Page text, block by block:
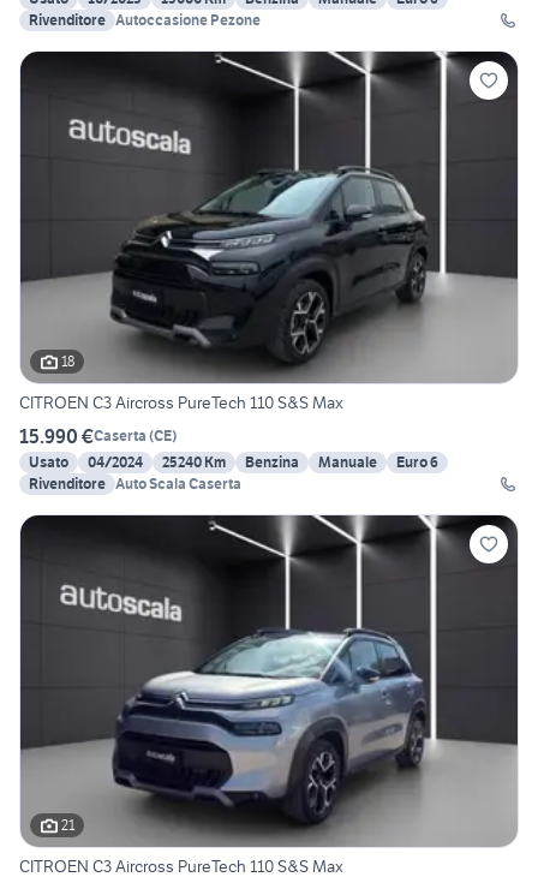
Rivenditore Autoccasione Pezone
18
CITROEN C3 Aircross PureTech 110 S&S Max
15.990 €Caserta (CE)
Usato
04/2024 25240 Km Benzina Manuale
Euro 6
Rivenditore Auto Scala Caserta
21
CITROEN C3 Aircross PureTech 110 S&S Max